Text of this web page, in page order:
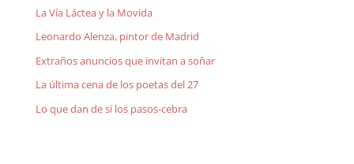
La Vía Láctea y la Movida
Leonardo Alenza, pintor de Madrid
Extraños anuncios que invitan a soñar
La última cena de los poetas del 27
Lo que dan de sí los pasos-cebra